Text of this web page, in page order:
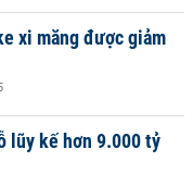
xi măng được giảm
lũy kế hơn 9.000 tỷ